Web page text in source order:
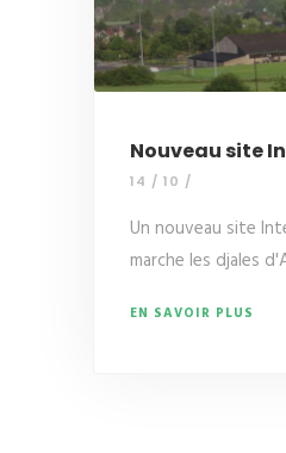
Nouveau site
14 / 10 /
Un nouveau site
marche les djales
EN SAVOIR PLUS